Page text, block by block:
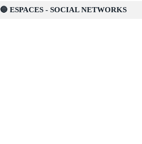
🔵 ESPACES - SOCIAL NETWORKS